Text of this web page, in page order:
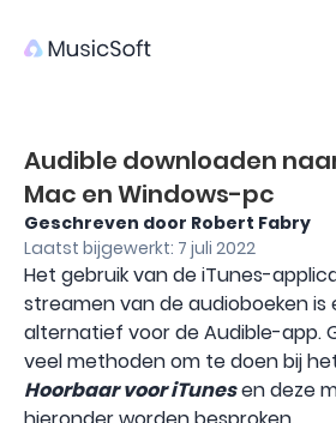
Audible downloaden
Mac en Windows-pc
Geschreven door Robert Fabry
Laatst bijgewerkt: 7 juli 2022
Het gebruik van de iTunes-
streamen van de audioboeken is
alternatief voor de Audible-app.
veel methoden om te doen bij
Hoorbaar voor iTunesen deze